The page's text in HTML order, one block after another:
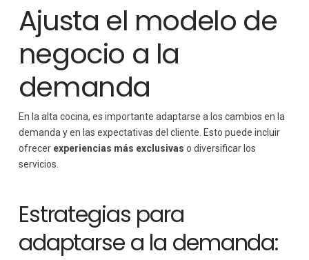
Ajusta el modelo de
negocio a la
demanda
En la alta cocina, es importante adaptarse a los cambios en la
demanda y en las expectativas del cliente. Esto puede incluir
ofrecer experiencias más exclusivas o diversificar los
servicios.
Estrategias para
adaptarse a la demanda: